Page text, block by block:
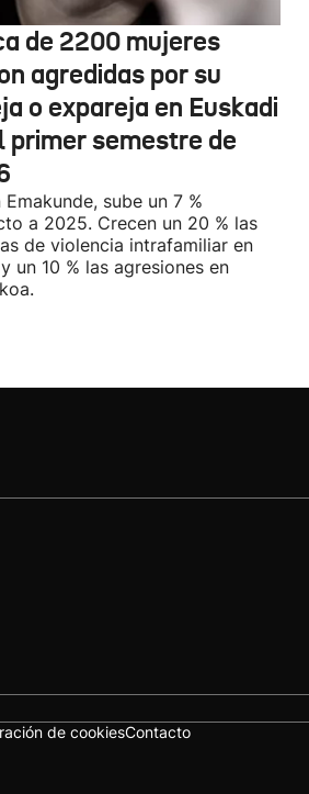
de 2200 mujeres
agredidas por su
o expareja en Euskadi
primer semestre de
Emakunde, sube un 7 %
a 2025. Crecen un 20 % las
de violencia intrafamiliar en
un 10 % las agresiones en
de cookiesContacto